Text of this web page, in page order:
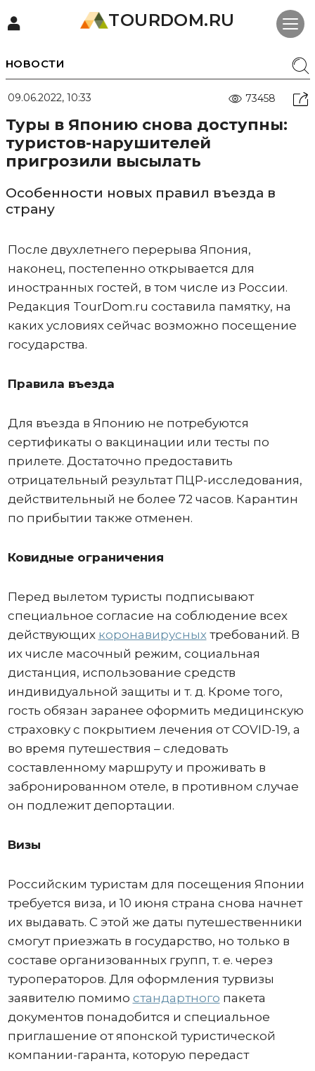
TOURDOM.RU
НОВОСТИ
09.06.2022, 10:33 73458
Туры в Японию снова доступны:
туристов-нарушителей
пригрозили высылать
Особенности новых правил въезда в
страну
После двухлетнего перерыва Япония,
наконец, постепенно открывается для
иностранных гостей, в том числе из России.
Редакция TourDom.ru составила памятку, на
каких условиях сейчас возможно посещение
государства.
Правила въезда
Для въезда в Японию не потребуются
сертификаты о вакцинации или тесты по
прилете. Достаточно предоставить
отрицательный результат ПЦР-исследования,
действительный не более 72 часов. Карантин
по прибытии также отменен.
Ковидные ограничения
Перед вылетом туристы подписывают
специальное согласие на соблюдение всех
действующих коронавирусныхтребований. В
их числе масочный режим, социальная
дистанция, использование средств
индивидуальной защиты и т. д. Кроме того,
гость обязан заранее оформить медицинскую
страховку с покрытием лечения от COVID-19, а
во время путешествия – следовать
составленному маршруту и проживать в
забронированном отеле, в противном случае
он подлежит депортации.
Визы
Российским туристам для посещения Японии
требуется виза, и 10 июня страна снова начнет
их выдавать. С этой же даты путешественники
смогут приезжать в государство, но только в
составе организованных групп, т. е. через
туроператоров. Для оформления турвизы
заявителю помимо стандартного пакета
документов понадобится и специальное
приглашение от японской туристической
компании-гаранта, которую передаст